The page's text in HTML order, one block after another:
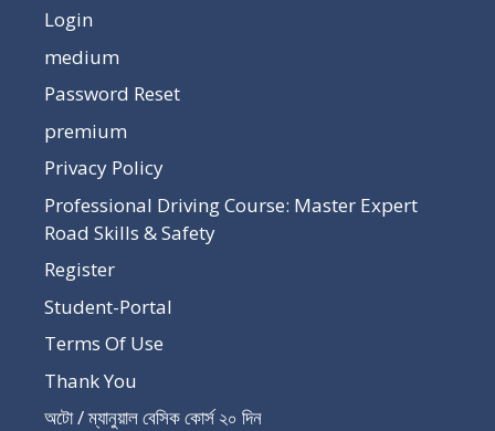
Login
medium
Password Reset
premium
Privacy Policy
Professional Driving Course: Master Expert
Road Skills & Safety
Register
Student-Portal
Terms Of Use
Thank You
অটো / ম্যানুয়াল বেসিক কোর্স ২০ দিন